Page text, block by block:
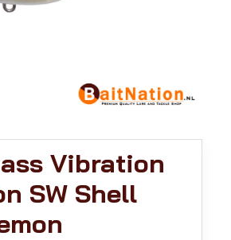
Vibration
SW Shell